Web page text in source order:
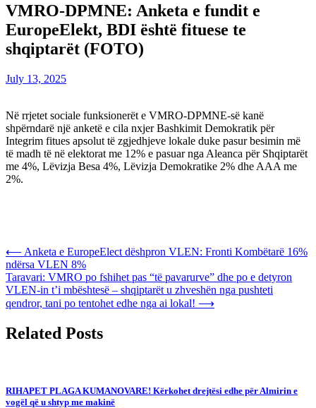
VMRO-DPMNE: Anketa e fundit e
EuropeElekt, BDI është fituese te
shqiptarët (FOTO)
July 13, 2025
Në rrjetet sociale funksionerët e VMRO-DPMNE-së kanë
shpërndarë një anketë e cila nxjer Bashkimit Demokratik për
Integrim fitues apsolut të zgjedhjeve lokale duke pasur besimin më
të madh të në elektorat me 12% e pasuar nga Aleanca për Shqiptarët
me 4%, Lëvizja Besa 4%, Lëvizja Demokratike 2% dhe AAA me
2%.
Post
navigation
⟵ Anketa e EuropeElect dëshpron VLEN: Fronti Kombëtarë 16%
ndërsa VLEN 8%
Taravari: VMRO po fshihet pas “të pavarurve” dhe po e detyron
VLEN-in t’i mbështesë – shqiptarët u zhveshën nga pushteti
qendror, tani po tentohet edhe nga ai lokal! ⟶
Related Posts
RIHAPET PLAGA KUMANOVARE! Kërkohet drejtësi edhe për Almirin e
vogël që u shtyp me makinë